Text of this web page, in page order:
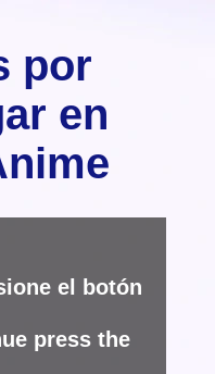
por
en
el botón
press the